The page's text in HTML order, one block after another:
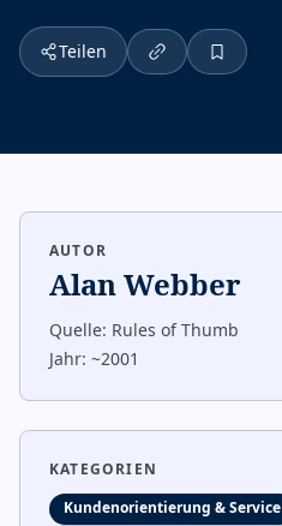
Teilen
AUTOR
Alan Webber
Quelle: Rules of Thumb
Jahr: ~2001
KATEGORIEN
Kundenorientierung & Service